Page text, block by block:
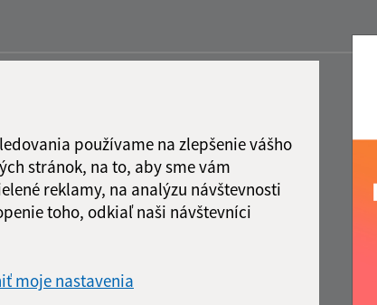
používame na zlepšenie vášho
stránok, na to, aby sme vám
reklamy, na analýzu návštevnosti
toho, odkiaľ naši návštevníci
moje nastavenia